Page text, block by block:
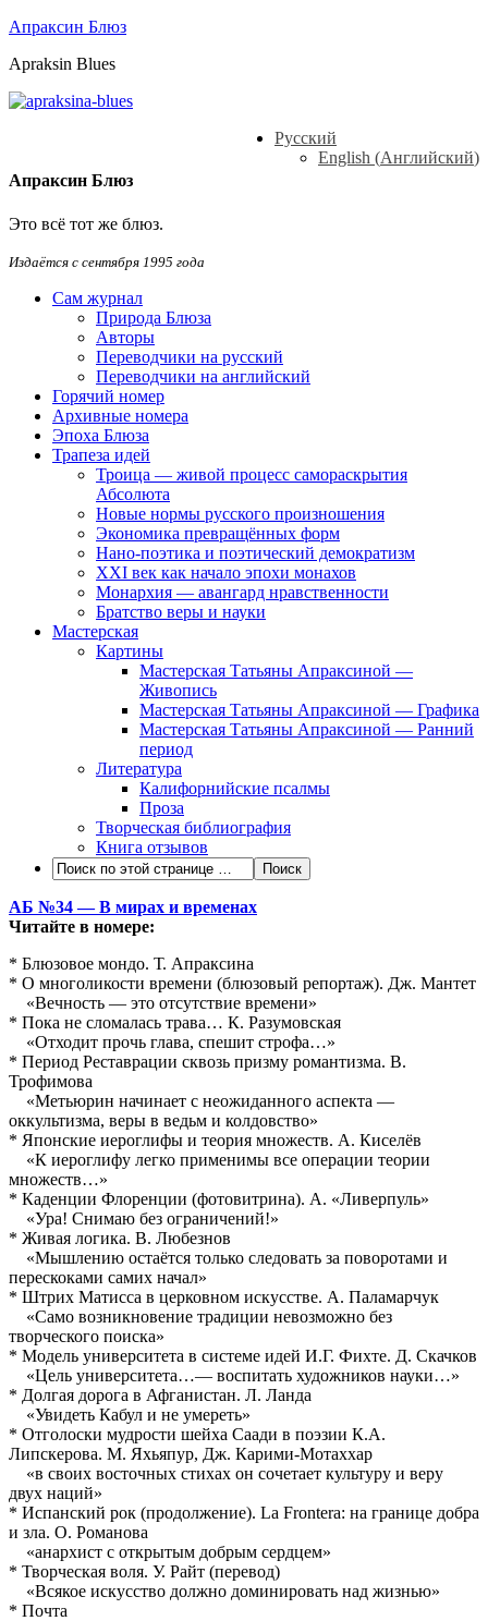
Апраксин Блюз
Apraksin Blues
Русский
English (Английский)
Апраксин Блюз
Это всё тот же блюз.
Издаётся с сентября 1995 года
Сам журнал
Природа Блюза
Авторы
Переводчики на русский
Переводчики на английский
Горячий номер
Архивные номера
Эпоха Блюза
Трапеза идей
Троица — живой процесс самораскрытия
Абсолюта
Новые нормы русского произношения
Экономика превращённых форм
Нано-поэтика и поэтический демократизм
XXI век как начало эпохи монахов
Монархия — авангард нравственности
Братство веры и науки
Мастерская
Картины
Мастерская Татьяны Апраксиной —
Живопись
Мастерская Татьяны Апраксиной — Графика
Мастерская Татьяны Апраксиной — Ранний
период
Литература
Калифорнийские псалмы
Проза
Творческая библиография
Книга отзывов
АБ №34 — В мирах и временах
Читайте в номере:
* Блюзовое мондо. Т. Апраксина
* О многоликости времени (блюзовый репортаж). Дж. Мантет
«Вечность — это отсутствие времени»
* Пока не сломалась трава… К. Разумовская
«Отходит прочь глава, спешит строфа…»
* Период Реставрации сквозь призму романтизма. В.
Трофимова
«Метьюрин начинает с неожиданного аспекта —
оккультизма, веры в ведьм и колдовство»
* Японские иероглифы и теория множеств. А. Киселёв
«К иероглифу легко применимы все операции теории
множеств…»
* Каденции Флоренции (фотовитрина). А. «Ливерпуль»
«Ура! Снимаю без ограничений!»
* Живая логика. В. Любезнов
«Мышлению остаётся только следовать за поворотами и
перескоками самих начал»
* Штрих Матисса в церковном искусстве. А. Паламарчук
«Само возникновение традиции невозможно без
творческого поиска»
* Модель университета в системе идей И.Г. Фихте. Д. Скачков
«Цель университета…— воспитать художников науки…»
* Долгая дорога в Афганистан. Л. Ланда
«Увидеть Кабул и не умереть»
* Отголоски мудрости шейха Саади в поэзии К.А.
Липскерова. М. Яхьяпур, Дж. Карими-Мотаххар
«в своих восточных стихах он сочетает культуру и веру
двух наций»
* Испанский рок (продолжение). La Frontera: на границе добра
и зла. О. Романова
«анархист с открытым добрым сердцем»
* Творческая воля. У. Райт (перевод)
«Всякое искусство должно доминировать над жизнью»
* Почта